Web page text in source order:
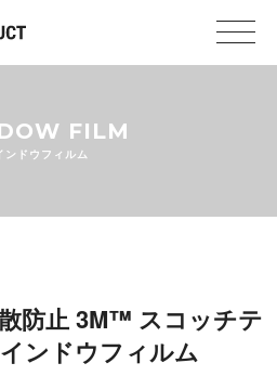
FILM
ンドウフィルム
防止 3M™ スコッチテ
ンドウフィルム